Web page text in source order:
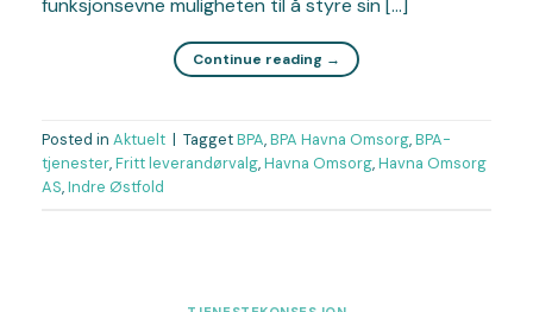
funksjonsevne muligheten til å styre sin […]
Continue reading →
Posted in Aktuelt TaggetBPA,BPA Havna Omsorg,BPA-
tjenester,Fritt leverandørvalg,Havna Omsorg,Havna Omsorg
AS,Indre Østfold